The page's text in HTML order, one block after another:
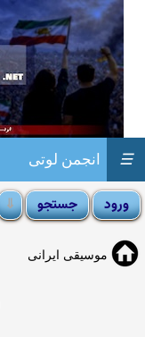
انجمن لوتی ☰
موسیقی ایرانی